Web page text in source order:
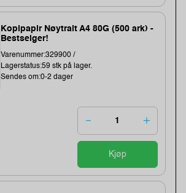
Kopipapir Nøytralt A4 80G (500 ark) -
Bestselger!
Varenummer:329900 /
Lagerstatus:59 stk på lager.
Sendes om:0-2 dager
Kjøp